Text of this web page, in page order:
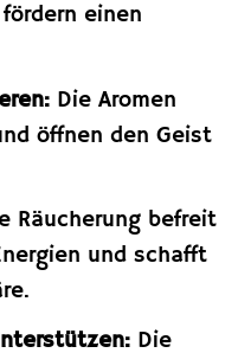
einen
Die Aromen
öffnen den Geist
Räucherung befreit
und schafft
Die